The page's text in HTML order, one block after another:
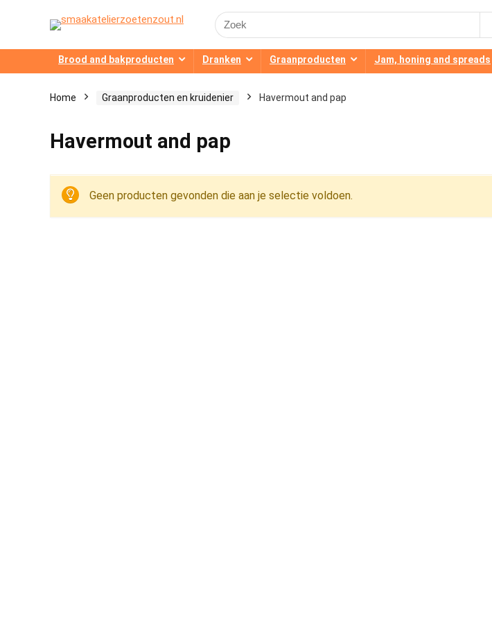
Search
for:
Brood and bakproducten Dranken Graanproducten Jam, honing and spreads
Home Graanproducten en kruidenier Havermout and pap
Havermout and pap
Geen producten gevonden die aan je selectie voldoen.